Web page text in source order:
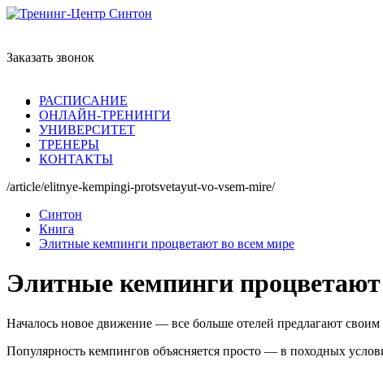
Заказать звонок
РАСПИСАНИЕ
ОНЛАЙН-ТРЕНИНГИ
УНИВЕРСИТЕТ
ТРЕНЕРЫ
КОНТАКТЫ
/article/elitnye-kempingi-protsvetayut-vo-vsem-mire/
Синтон
Книга
Элитные кемпинги процветают во всем мире
Элитные кемпинги
Началось новое движение — все больше отелей предлагают
Популярность кемпингов объясняется просто — в походных